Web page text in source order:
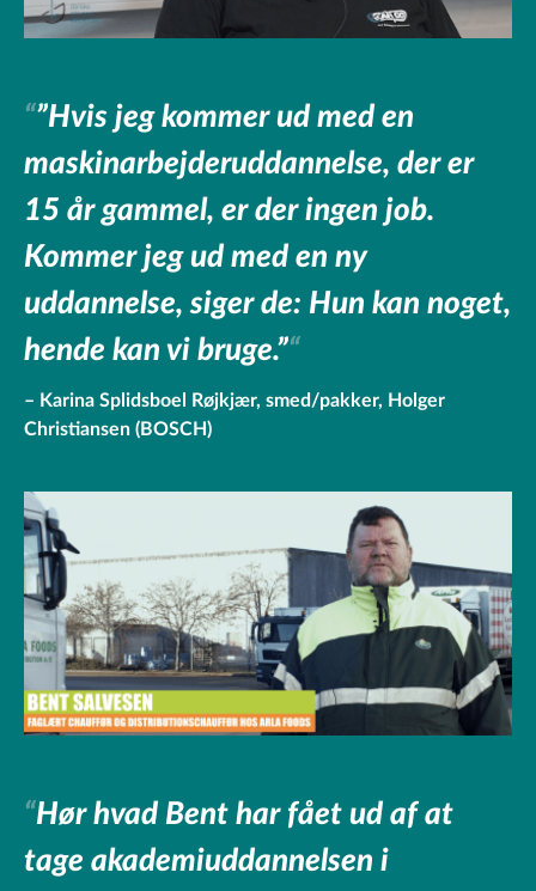
”Hvis jeg kommer ud med en
maskinarbejderuddannelse, der er
15 år gammel, er der ingen job.
Kommer jeg ud med en ny
uddannelse, siger de: Hun kan noget,
hende kan vi bruge.”
Karina Splidsboel Røjkjær, smed/pakker, Holger
Christiansen (BOSCH)
Hør hvad Bent har fået ud af at
tage akademiuddannelsen i